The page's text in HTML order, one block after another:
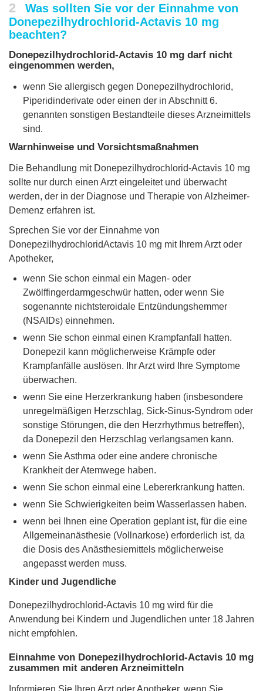
2
Was sollten Sie vor der Einnahme von
Donepezilhydrochlorid-Actavis 10 mg
beachten?
Donepezilhydrochlorid-Actavis 10 mg darf nicht
eingenommen werden,
wenn Sie allergisch gegen Donepezilhydrochlorid,
Piperidinderivate oder einen der in Abschnitt 6.
genannten sonstigen Bestandteile dieses Arzneimittels
sind.
Warnhinweise und Vorsichtsmaßnahmen
Die Behandlung mit Donepezilhydrochlorid-Actavis 10 mg
sollte nur durch einen Arzt eingeleitet und überwacht
werden, der in der Diagnose und Therapie von Alzheimer-
Demenz erfahren ist.
Sprechen Sie vor der Einnahme von
DonepezilhydrochloridActavis 10 mg mit Ihrem Arzt oder
Apotheker,
wenn Sie schon einmal ein Magen- oder
Zwölffingerdarmgeschwür hatten, oder wenn Sie
sogenannte nichtsteroidale Entzündungshemmer
(NSAIDs) einnehmen.
wenn Sie schon einmal einen Krampfanfall hatten.
Donepezil kann möglicherweise Krämpfe oder
Krampfanfälle auslösen. Ihr Arzt wird Ihre Symptome
überwachen.
wenn Sie eine Herzerkrankung haben (insbesondere
unregelmäßigen Herzschlag, Sick-Sinus-Syndrom oder
sonstige Störungen, die den Herzrhythmus betreffen),
da Donepezil den Herzschlag verlangsamen kann.
wenn Sie Asthma oder eine andere chronische
Krankheit der Atemwege haben.
wenn Sie schon einmal eine Lebererkrankung hatten.
wenn Sie Schwierigkeiten beim Wasserlassen haben.
wenn bei Ihnen eine Operation geplant ist, für die eine
Allgemeinanästhesie (Vollnarkose) erforderlich ist, da
die Dosis des Anästhesiemittels möglicherweise
angepasst werden muss.
Kinder und Jugendliche
Donepezilhydrochlorid-Actavis 10 mg wird für die
Anwendung bei Kindern und Jugendlichen unter 18 Jahren
nicht empfohlen.
Einnahme von Donepezilhydrochlorid-Actavis 10 mg
zusammen mit anderen Arzneimitteln
Informieren Sie Ihren Arzt oder Apotheker, wenn Sie